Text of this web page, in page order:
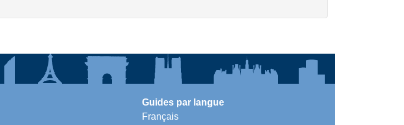
Guides par langue
Français